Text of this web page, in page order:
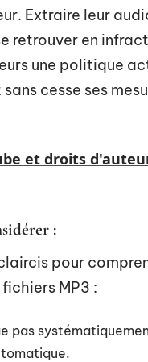
Extraire leur
retrouver en
une politique
cesse ses
et droits
:
pour
MP3 :
pas